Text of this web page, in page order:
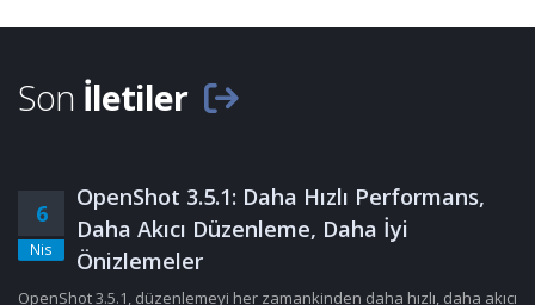
Son İletiler
6
Nis
OpenShot 3.5.1: Daha Hızlı Performans,
Daha Akıcı Düzenleme, Daha İyi
Önizlemeler
OpenShot 3.5.1, düzenlemeyi her zamankinden daha hızlı, daha akıcı